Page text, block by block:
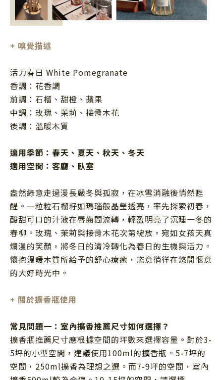
+ 嗅覺描述
活力春日 White Pomegranate
香調：花香調
前調：石榴、甜橙、蘋果
中調：玫瑰、茉莉、接骨木花
後調：溫暖木質
適用季節： 春天、夏天、秋天、冬天
適用空間： 客廳、臥室
盎然綠意走過漫長嚴冬與孤寂，在冰雪消融後悄然甦
醒。一粒粒石榴籽如瑪瑙般晶瑩透亮，率先探索初春，
酸甜可口的汁液在唇齒間流轉，輕盈明亮了沉睡一冬的
春柳。玫瑰、茉莉與接骨木花次第綻放，宛如女孩天真
爛漫的笑顏，將冬日的清冷轉化為春日的生機與活力。
懷抱溫暖木質所給予的舒心療癒，恣意徜徉在悠閒愜意
的大好時光中。
+ 關於擴香瓶使用
常見問題一：室內擴香推薦尺寸如何選擇？
擴香瓶推薦尺寸應根據空間的坪數來選擇容量。對於3-
5坪的小型空間，建議使用100ml的擴香瓶。5-7坪的
空間，250ml擴香為理想之選。而7-9坪的空間，室內